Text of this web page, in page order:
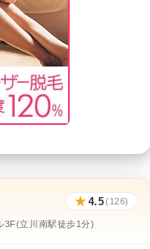
★ 4.5(126)
3F(立川南駅徒歩1分)